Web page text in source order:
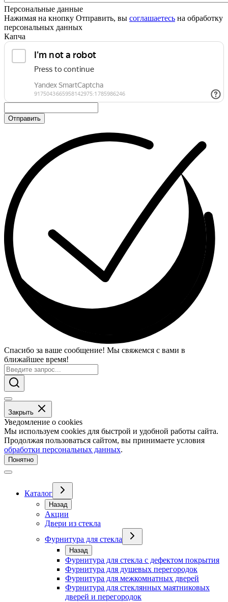
Персональные данные
Нажимая на кнопку Отправить, вы соглашаетесь на обработку
персональных данных
Капча
Отправить
Спасибо за ваше сообщение! Мы свяжемся с вами в
ближайшее время!
Закрыть
Уведомление о cookies
Мы используем cookies для быстрой и удобной работы сайта.
Продолжая пользоваться сайтом, вы принимаете условия
обработки персональных данных.
Понятно
Каталог
Назад
Акции
Двери из стекла
Фурнитура для стекла
Назад
Фурнитура для стекла с дефектом покрытия
Фурнитура для душевых перегородок
Фурнитура для межкомнатных дверей
Фурнитура для стеклянных маятниковых
дверей и перегородок